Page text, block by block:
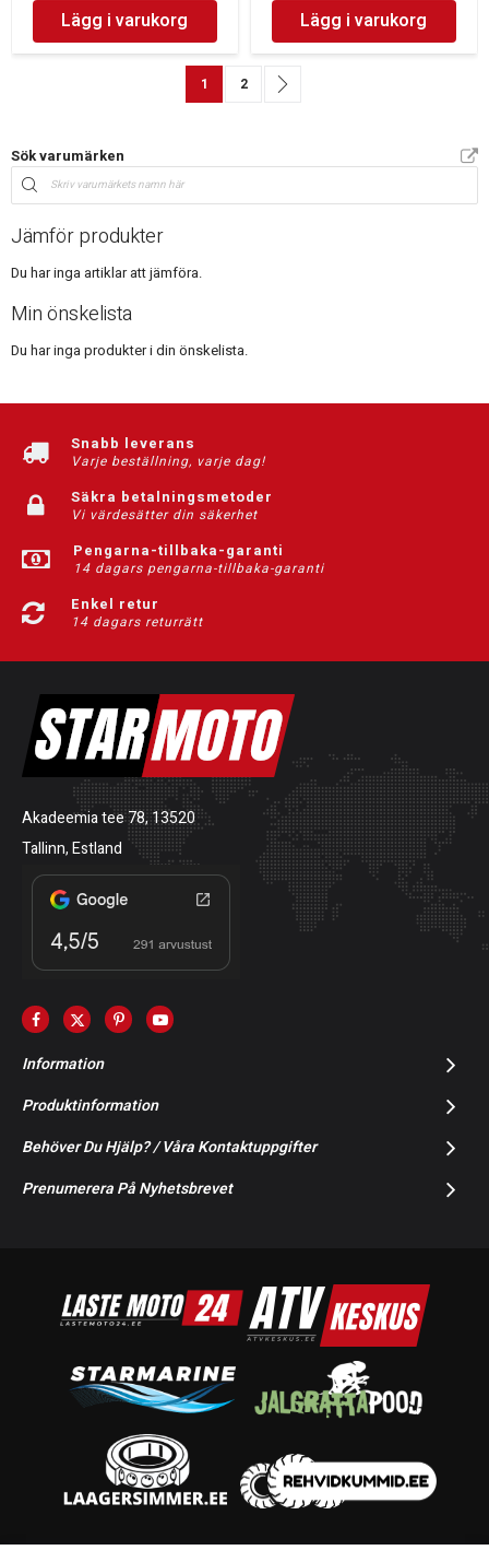
Lägg i varukorg Lägg i varukorg
SidaYou're currently reading page
1 Sida
2
Sök varumärken
Jämför produkter
Du har inga artiklar att jämföra.
Min önskelista
Du har inga produkter i din önskelista.
Snabb leverans
Varje beställning, varje dag!
Säkra betalningsmetoder
Vi värdesätter din säkerhet
Pengarna-tillbaka-garanti
14 dagars pengarna-tillbaka-garanti
Enkel retur
14 dagars returrätt
Akadeemia tee 78, 13520
Tallinn, Estland
Information
Produktinformation
Behöver Du Hjälp? / Våra Kontaktuppgifter
Prenumerera På Nyhetsbrevet